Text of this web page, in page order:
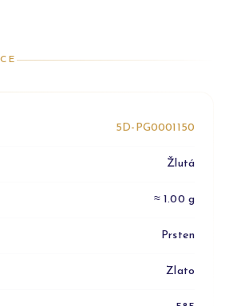
5D-PG0001150
Žlutá
≈ 1.00 g
Prsten
Zlato